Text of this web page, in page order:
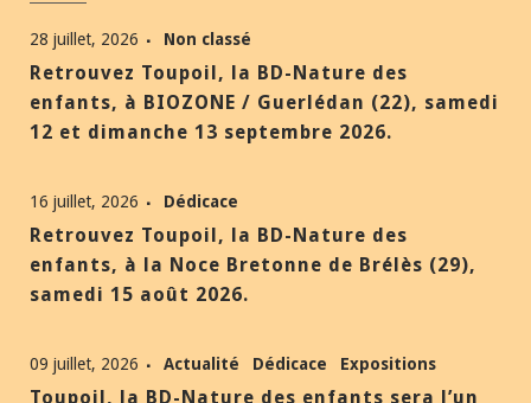
28 juillet, 2026 Non classé
Retrouvez Toupoil, la BD-Nature des
enfants, à BIOZONE / Guerlédan (22), samedi
12 et dimanche 13 septembre 2026.
16 juillet, 2026 Dédicace
Retrouvez Toupoil, la BD-Nature des
enfants, à la Noce Bretonne de Brélès (29),
samedi 15 août 2026.
09 juillet, 2026 Actualité Dédicace Expositions
Toupoil, la BD-Nature des enfants sera l’un